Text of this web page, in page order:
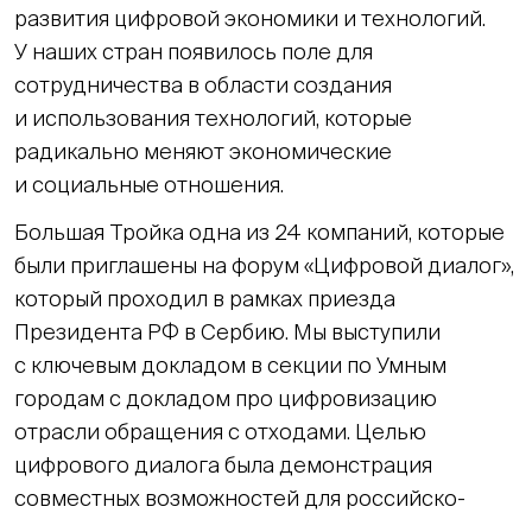
развития цифровой экономики и технологий.
У наших стран появилось поле для
сотрудничества в области создания
и использования технологий, которые
радикально меняют экономические
и социальные отношения.
Большая Тройка одна из 24 компаний, которые
были приглашены на форум «Цифровой диалог»,
который проходил в рамках приезда
Президента РФ в Сербию. Мы выступили
с ключевым докладом в секции по Умным
городам с докладом про цифровизацию
отрасли обращения с отходами. Целью
цифрового диалога была демонстрация
совместных возможностей для российско-